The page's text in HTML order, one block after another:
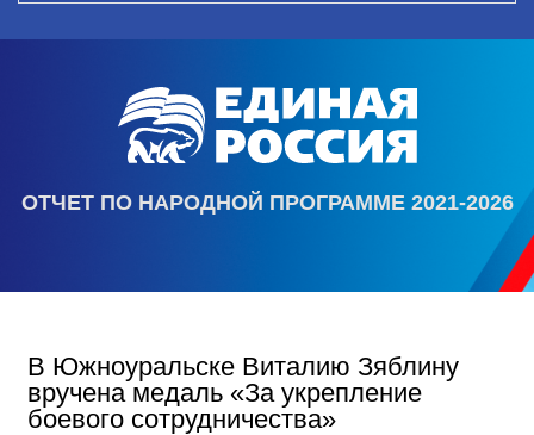
ОТЧЕТ ПО НАРОДНОЙ ПРОГРАММЕ 2021-2026
В Южноуральске Виталию Зяблину
вручена медаль «За укрепление
боевого сотрудничества»